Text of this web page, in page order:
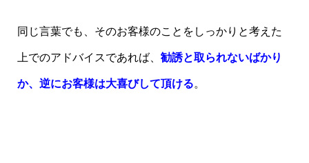
同じ言葉でも、そのお客様のことをしっかりと考えた
上でのアドバイスであれば、 勧誘と取られないばかり
か、逆にお客様は大喜びして頂ける。